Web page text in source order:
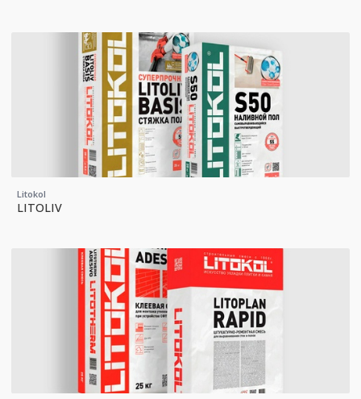
Litokol
LITOLIV